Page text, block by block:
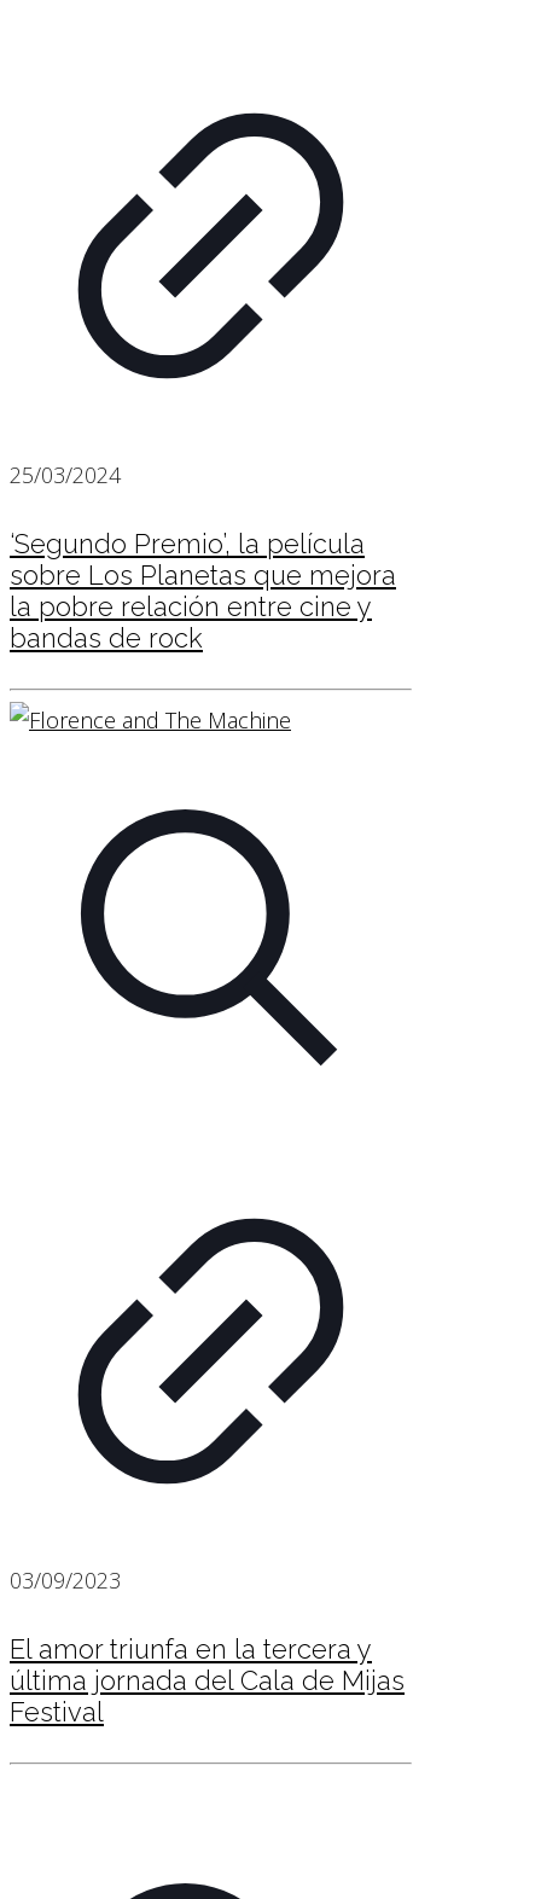
25/03/2024
‘Segundo Premio’, la película
sobre Los Planetas que mejora
la pobre relación entre cine y
bandas de rock
03/09/2023
El amor triunfa en la tercera y
última jornada del Cala de Mijas
Festival